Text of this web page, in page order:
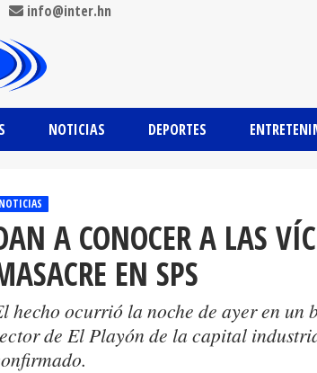
info@inter.hn
NOTICIAS DEPORTES
NOTICIAS
A CONOCER A LAS
EN SPS
hecho ocurrió la noche de ayer en un
de El Playón de la capital